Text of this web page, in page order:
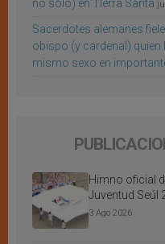
no sólo) en Tierra Santa
Sacerdotes alemanes
obispo (y cardenal) quien
mismo sexo en
Himno oficial
Juventud Seúl
3 Ago 2026